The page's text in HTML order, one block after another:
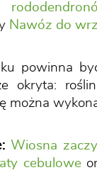
Nawóz do
powinna
okryta:
można
Wiosna
cebulowe